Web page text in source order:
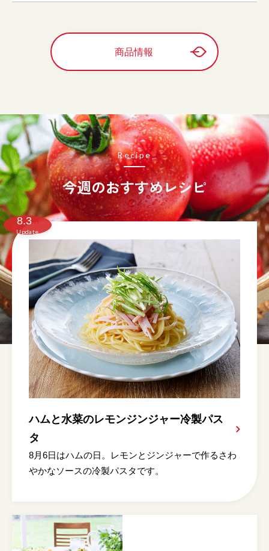
商品情報
今週のおすすめレシピ
Recipe
8.3
Update
ハムと水菜のレモンジンジャー冷製パス
タ
8月6日はハムの日。レモンとジンジャーで作るさわ
やかなソースの冷製パスタです。